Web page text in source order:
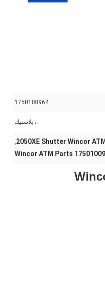
1750100964
-، بلاستيك
2050XE Shutter Wincor
,
1750100964 Wincor